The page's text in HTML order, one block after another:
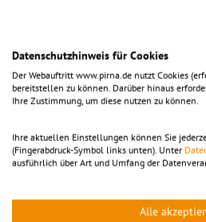
kann auch ein Blick in die
geworfen werden. Fachkundige
die Geschichte des Bauwerks. Die
Einblick in die Kuppel oberhalb des
ehemaligen Wasserspeicher der Heil-
erhalten.
Treffpunkt: Schloss Sonnenstein,
Termin: erster Freitag im Monat
Datenschutzhinweis für Cookies
Der Webauftritt www.pirna.de nutzt Cookies
bereitstellen zu können. Darüber hinaus
Ihre Zustimmung, um diese nutzen zu können.
Ihre aktuellen Einstellungen können Sie
(Fingerabdruck-Symbol links unten). Unter
ausführlich über Art und Umfang der
Alle